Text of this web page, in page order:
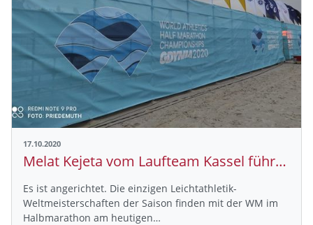
17.10.2020
Melat Kejeta vom Laufteam Kassel führt die deutsche Mannschaft bei der Halbmarathon-WM im polnischen Gdynia an
Es ist angerichtet. Die einzigen Leichtathletik-
Weltmeisterschaften der Saison finden mit der WM im
Halbmarathon am heutigen…